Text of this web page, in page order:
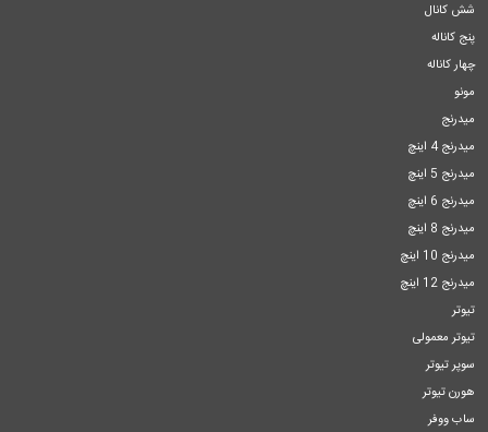
شش کانال
پنج کاناله
چهار کاناله
مونو
میدرنج
میدرنج 4 اینچ
میدرنج 5 اینچ
میدرنج 6 اینچ
میدرنج 8 اینچ
میدرنج 10 اینچ
میدرنج 12 اینچ
تیوتر
تیوتر معمولی
سوپر تیوتر
هورن تیوتر
ساب ووفر